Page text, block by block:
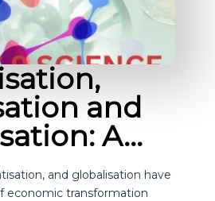
and
A…
and globalisation have
economic transformation